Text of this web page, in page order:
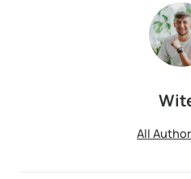
All